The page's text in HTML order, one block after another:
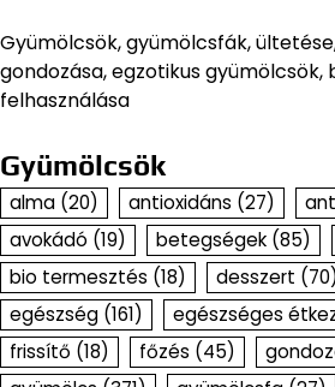
Gyümölcsök, gyümölcsfák,
gondozása, egzotikus gyümölcsök,
felhasználása
Gyümölcsök
alma (20) antioxidáns (27)
avokádó (19) betegségek (85)
bio termesztés (18) desszert (70)
egészség (161) egészséges
frissítő (18) főzés (45)